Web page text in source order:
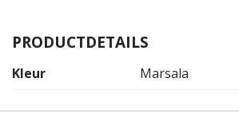
PRODUCTDETAILS
Kleur Marsala